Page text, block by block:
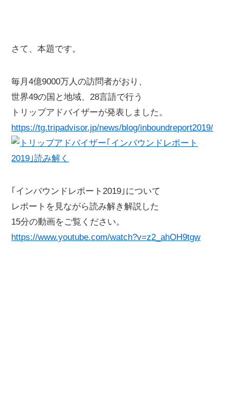
さて、本題です。
毎月4億9000万人の訪問者がおり、
世界49の国と地域、28言語で行う
トリップアドバイザーが発表しました。
https://tg.tripadvisor.jp/news/blog/inboundreport2019/
｢インバウンドレポート2019｣について
レポートを見ながら読み解き解説した
15分の動画をご覧ください。
https://www.youtube.com/watch?v=z2_ahOH9tgw